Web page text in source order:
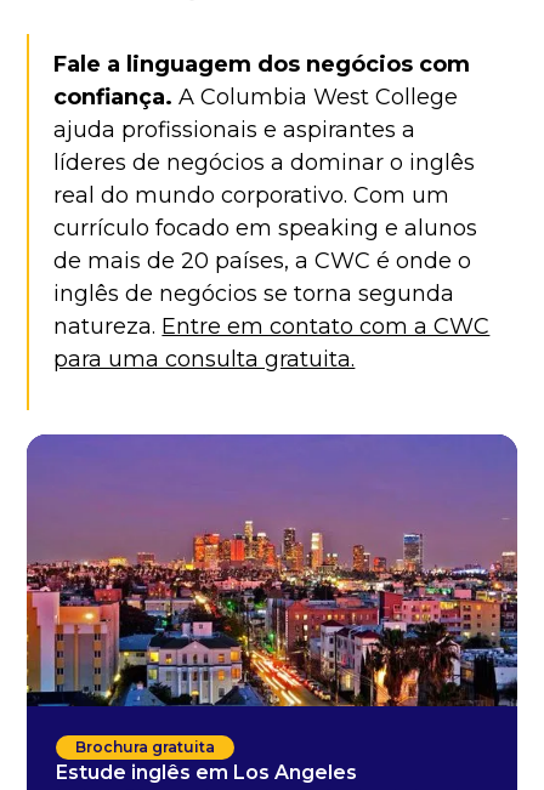
Fale a linguagem dos negócios com
confiança. A Columbia West College
ajuda profissionais e aspirantes a
líderes de negócios a dominar o inglês
real do mundo corporativo. Com um
currículo focado em speaking e alunos
de mais de 20 países, a CWC é onde o
inglês de negócios se torna segunda
natureza. Entre em contato com a CWC
para uma consulta gratuita.
Brochura gratuita
Estude inglês em Los Angeles